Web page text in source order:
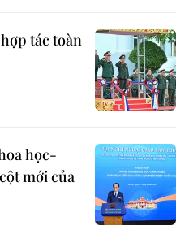
tác toàn
học-
mới của